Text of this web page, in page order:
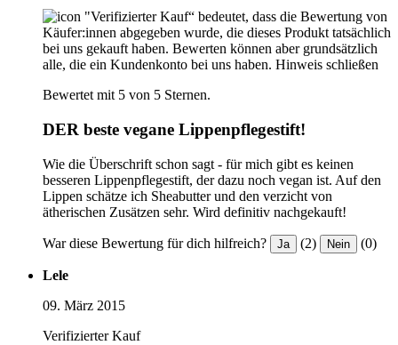
"Verifizierter Kauf“ bedeutet, dass die Bewertung von
Käufer:innen abgegeben wurde, die dieses Produkt tatsächlich
bei uns gekauft haben. Bewerten können aber grundsätzlich
alle, die ein Kundenkonto bei uns haben. Hinweis schließen
Bewertet mit 5 von 5 Sternen.
DER beste vegane Lippenpflegestift!
Wie die Überschrift schon sagt - für mich gibt es keinen
besseren Lippenpflegestift, der dazu noch vegan ist. Auf den
Lippen schätze ich Sheabutter und den verzicht von
ätherischen Zusätzen sehr. Wird definitiv nachgekauft!
War diese Bewertung für dich hilfreich? Ja (2) Nein (0)
Lele
09. März 2015
Verifizierter Kauf